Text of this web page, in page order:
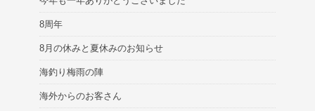
8周年
8月の休みと夏休みのお知らせ
海釣り梅雨の陣
海外からのお客さん